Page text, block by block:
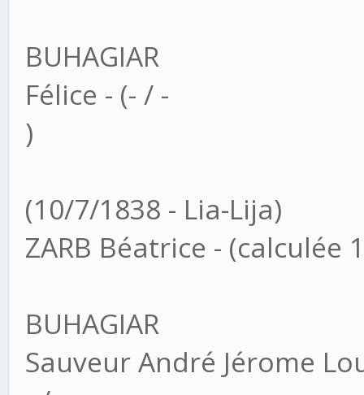
BUHAGIAR
Félice - (- / -
)
(10/7/1838 - Lia-Lija)
ZARB Béatrice - (calculée
BUHAGIAR
Sauveur André Jérome